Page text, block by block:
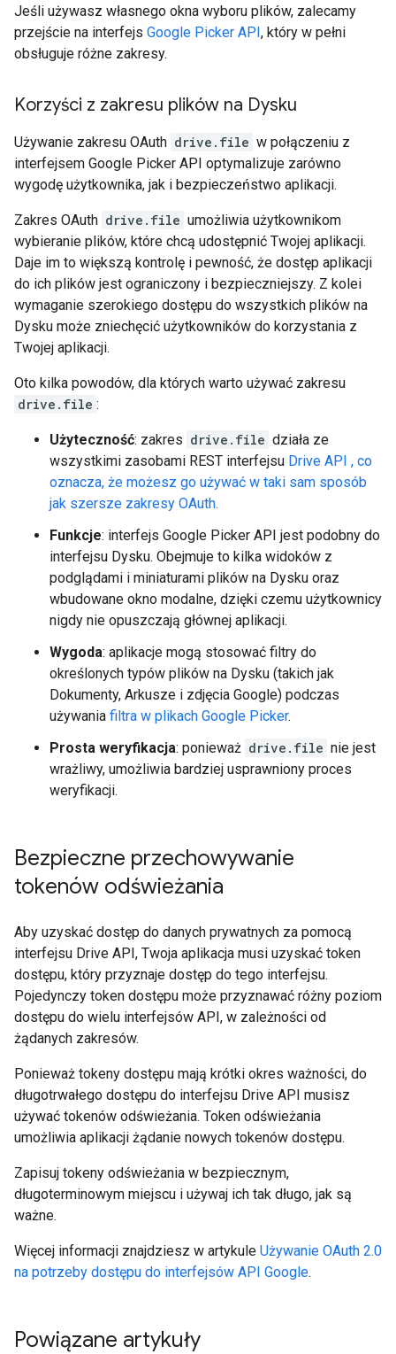
Jeśli używasz własnego okna wyboru plików, zalecamy
przejście na interfejs Google Picker API, który w pełni
obsługuje różne zakresy.
Korzyści z zakresu plików na Dysku
Używanie zakresu OAuth drive.file w połączeniu z
interfejsem Google Picker API optymalizuje zarówno
wygodę użytkownika, jak i bezpieczeństwo aplikacji.
Zakres OAuth drive.file umożliwia użytkownikom
wybieranie plików, które chcą udostępnić Twojej aplikacji.
Daje im to większą kontrolę i pewność, że dostęp aplikacji
do ich plików jest ograniczony i bezpieczniejszy. Z kolei
wymaganie szerokiego dostępu do wszystkich plików na
Dysku może zniechęcić użytkowników do korzystania z
Twojej aplikacji.
Oto kilka powodów, dla których warto używać zakresu
drive.file :
Użyteczność: zakres drive.file działa ze
wszystkimi zasobami REST interfejsu Drive API , co
oznacza, że możesz go używać w taki sam sposób
jak szersze zakresy OAuth.
Funkcje: interfejs Google Picker API jest podobny do
interfejsu Dysku. Obejmuje to kilka widoków z
podglądami i miniaturami plików na Dysku oraz
wbudowane okno modalne, dzięki czemu użytkownicy
nigdy nie opuszczają głównej aplikacji.
Wygoda: aplikacje mogą stosować filtry do
określonych typów plików na Dysku (takich jak
Dokumenty, Arkusze i zdjęcia Google) podczas
używania filtra w plikach Google Picker.
Prosta weryfikacja: ponieważ drive.file nie jest
wrażliwy, umożliwia bardziej usprawniony proces
weryfikacji.
Bezpieczne przechowywanie
tokenów odświeżania
Aby uzyskać dostęp do danych prywatnych za pomocą
interfejsu Drive API, Twoja aplikacja musi uzyskać token
dostępu, który przyznaje dostęp do tego interfejsu.
Pojedynczy token dostępu może przyznawać różny poziom
dostępu do wielu interfejsów API, w zależności od
żądanych zakresów.
Ponieważ tokeny dostępu mają krótki okres ważności, do
długotrwałego dostępu do interfejsu Drive API musisz
używać tokenów odświeżania. Token odświeżania
umożliwia aplikacji żądanie nowych tokenów dostępu.
Zapisuj tokeny odświeżania w bezpiecznym,
długoterminowym miejscu i używaj ich tak długo, jak są
ważne.
Więcej informacji znajdziesz w artykule Używanie OAuth 2.0
na potrzeby dostępu do interfejsów API Google.
Powiązane artykuły